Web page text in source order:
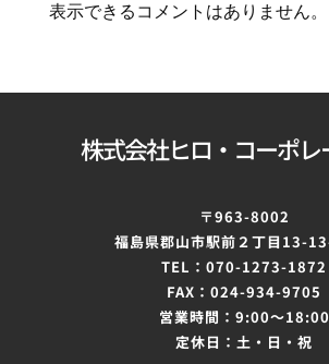
表示できるコメントはありません。
株式会社ヒロ・コーポレ
〒963-8002
福島県郡山市駅前２丁目 13-
TEL：070-1273-1872
FAX：024-934-9705
営業時間：9:00～18:00
定休日：土・日・祝